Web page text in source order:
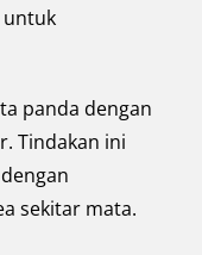
untuk
panda dengan
Tindakan ini
sekitar mata.